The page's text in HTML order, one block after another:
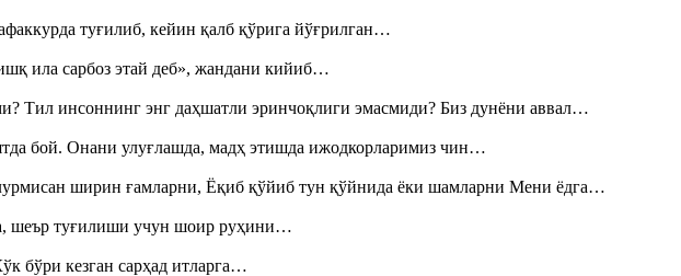
туғилиб, кейин қалб қўрига йўғрилган…
ила сарбоз этай деб», жандани кийиб…
Тил инсоннинг энг даҳшатли эринчоқлиги эмасмиди? Биз дунёни аввал…
бой. Онани улуғлашда, мадҳ этишда ижодкорларимиз чин…
ширин ғамларни, Ёқиб қўйиб тун қўйнида ёки шамларни Мени ёдга…
шеър туғилиши учун шоир руҳини…
бўри кезган сарҳад итларга…